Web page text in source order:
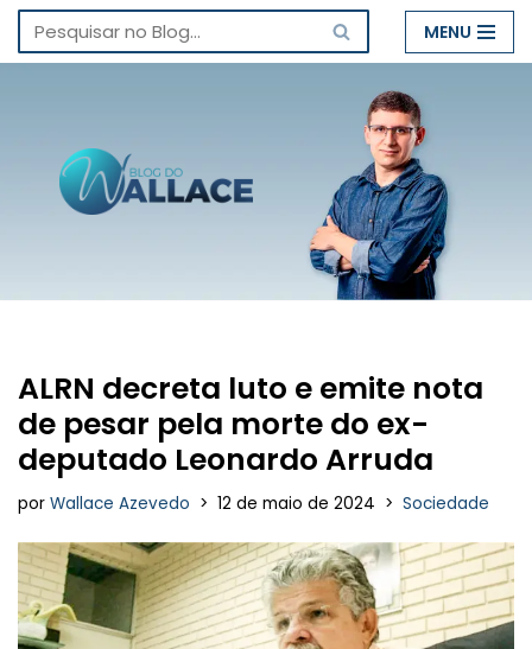
Pular
conteúdo
MENU
ALRN decreta luto e emite nota
de pesar pela morte do ex-
deputado Leonardo Arruda
por Wallace Azevedo 12 de maio de 2024 Sociedade